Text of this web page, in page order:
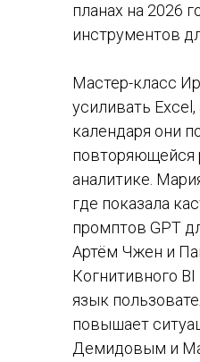
планах на 2026
инструментов
Мастер-класс
усиливать
календаря они
повторяющейся
аналитике.
где показала
промптов GPT
Артём Чжен и
Когнитивного
язык
повышает
Демидовым и